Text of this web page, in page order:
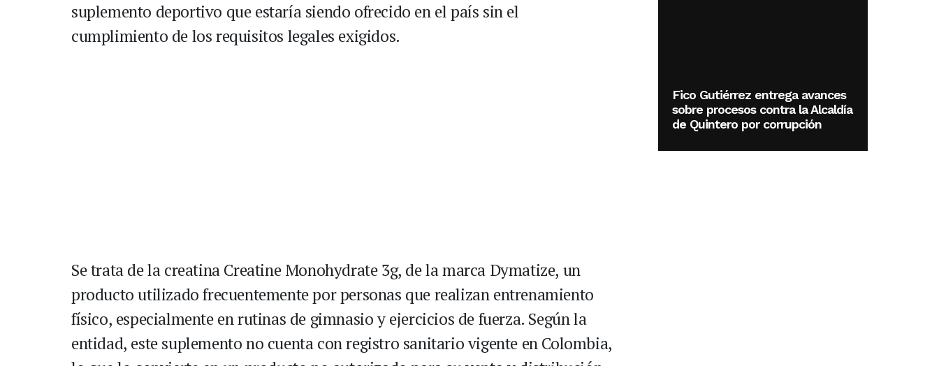
suplemento deportivo que estaría siendo ofrecido en el país sin el
cumplimiento de los requisitos legales exigidos.
Se trata de la creatina Creatine Monohydrate 3g, de la marca Dymatize, un
producto utilizado frecuentemente por personas que realizan entrenamiento
físico, especialmente en rutinas de gimnasio y ejercicios de fuerza. Según la
entidad, este suplemento no cuenta con registro sanitario vigente en Colombia,
Fico Gutiérrez entrega avances
sobre procesos contra la Alcaldía
de Quintero por corrupción